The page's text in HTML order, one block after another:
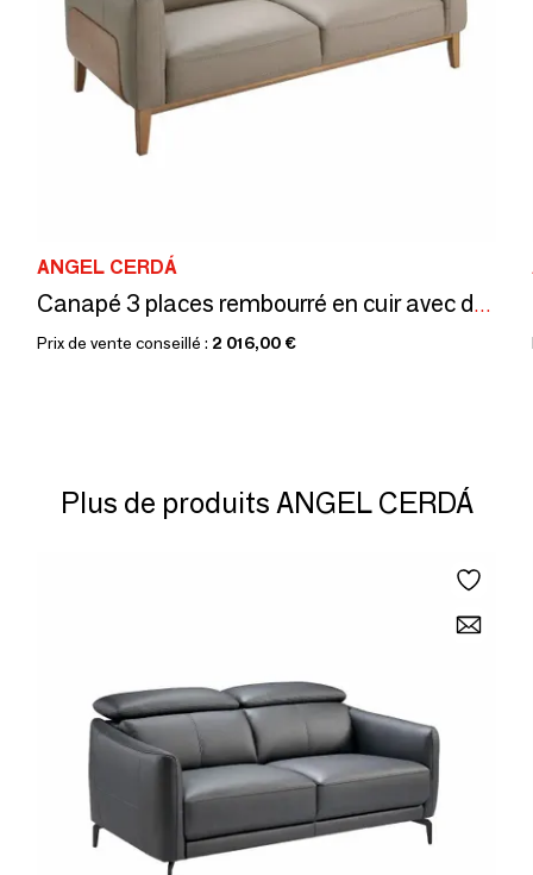
ANGEL CERDÁ
Canapé 3 places rembourré en cuir avec détails en noyer
Prix de vente conseillé : 2 016,00 €
Plus de produits ANGEL CERDÁ